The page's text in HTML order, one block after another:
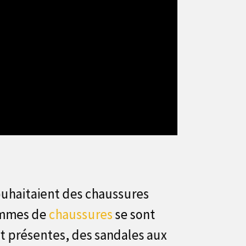
des chaussures
dechaussuresse sont
des sandales aux